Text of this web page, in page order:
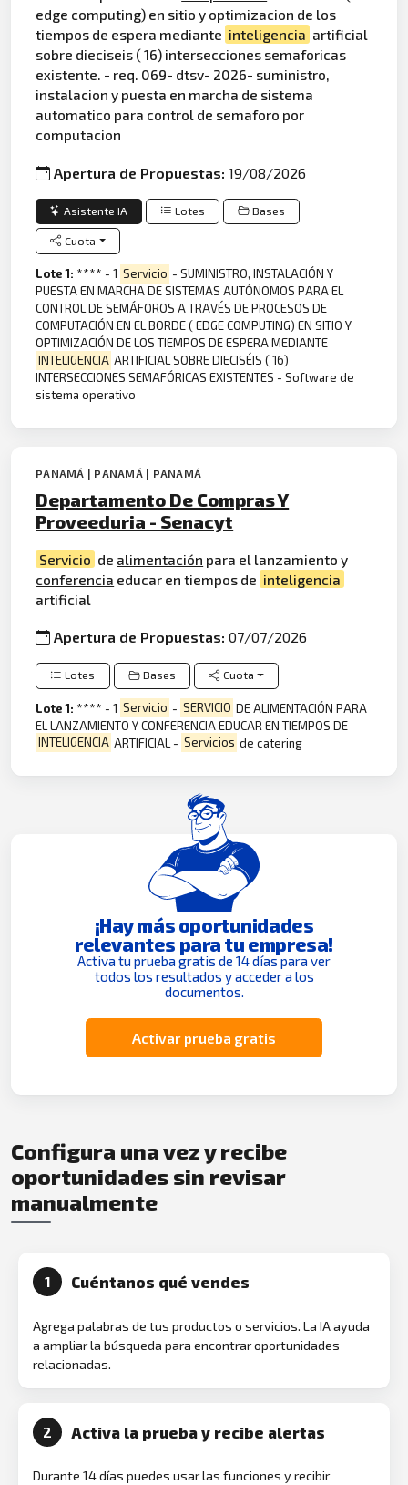
edge computing) en sitio y optimizacion de los
tiempos de espera mediante inteligencia artificial
sobre dieciseis ( 16) intersecciones semaforicas
existente. - req. 069- dtsv- 2026- suministro,
instalacion y puesta en marcha de sistema
automatico para control de semaforo por
computacion
Apertura de Propuestas:19/08/2026
Asistente IA Lotes Bases
Cuota
Lote 1: **** - 1 Servicio - SUMINISTRO, INSTALACIÓN Y
PUESTA EN MARCHA DE SISTEMAS AUTÓNOMOS PARA EL
CONTROL DE SEMÁFOROS A TRAVÉS DE PROCESOS DE
COMPUTACIÓN EN EL BORDE ( EDGE COMPUTING) EN SITIO Y
OPTIMIZACIÓN DE LOS TIEMPOS DE ESPERA MEDIANTE
INTELIGENCIA ARTIFICIAL SOBRE DIECISÉIS ( 16)
INTERSECCIONES SEMAFÓRICAS EXISTENTES - Software de
sistema operativo
PANAMÁ | PANAMÁ | PANAMÁ
Departamento De Compras Y
Proveeduria - Senacyt
Servicio de alimentación para el lanzamiento y
conferencia educar en tiempos de inteligencia
artificial
Apertura de Propuestas:07/07/2026
Lotes Bases Cuota
Lote 1: **** - 1 Servicio - SERVICIO DE ALIMENTACIÓN PARA
EL LANZAMIENTO Y CONFERENCIA EDUCAR EN TIEMPOS DE
INTELIGENCIA ARTIFICIAL - Servicios de catering
¡Hay más oportunidades
relevantes para tu empresa!
Activa tu prueba gratis de 14 días para ver
todos los resultados y acceder a los
documentos.
Activar prueba gratis
Configura una vez y recibe
oportunidades sin revisar
manualmente
1 Cuéntanos qué vendes
Agrega palabras de tus productos o servicios. La IA ayuda
a ampliar la búsqueda para encontrar oportunidades
relacionadas.
2 Activa la prueba y recibe alertas
Durante 14 días puedes usar las funciones y recibir